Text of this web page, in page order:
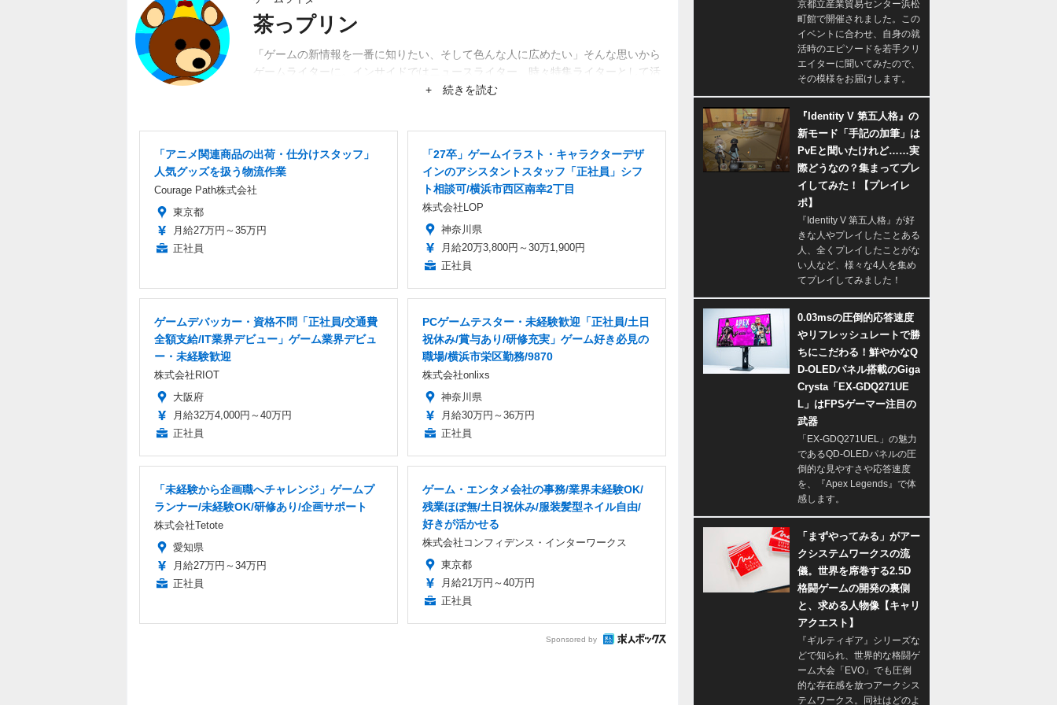
茶っプリン
「ゲームの新情報を一番に知りたい、そして色んな人に広めたい」そんな思いから
ゲームライターに。インサイドではニュースライター、時々特集ライターとして活
動。関係者、ユーザーから生まれるネットブームにも興味あり。
+ 続きを読む
「アニメ関連商品の出荷・仕分けスタッフ」
人気グッズを扱う物流作業
Courage Path株式会社
東京都
月給27万円～35万円
正社員
「27卒」ゲームイラスト・キャラクターデザ
インのアシスタントスタッフ「正社員」シフ
ト相談可/横浜市西区南幸2丁目
株式会社LOP
神奈川県
月給20万3,800円～30万1,900円
正社員
ゲームデバッカー・資格不問「正社員/交通費
全額支給/IT業界デビュー」ゲーム業界デビュ
ー・未経験歓迎
株式会社RIOT
大阪府
月給32万4,000円～40万円
正社員
PCゲームテスター・未経験歓迎「正社員/土日
祝休み/賞与あり/研修充実」ゲーム好き必見の
職場/横浜市栄区勤務/9870
株式会社onlixs
神奈川県
月給30万円～36万円
正社員
「未経験から企画職へチャレンジ」ゲームプ
ランナー/未経験OK/研修あり/企画サポート
株式会社Tetote
愛知県
月給27万円～34万円
正社員
ゲーム・エンタメ会社の事務/業界未経験OK/
残業ほぼ無/土日祝休み/服装髪型ネイル自由/
好きが活かせる
株式会社コンフィデンス・インターワークス
東京都
月給21万円～40万円
正社員
Sponsored by
京都立産業貿易センター浜松
町館で開催されました。この
イベントに合わせ、自身の就
活時のエピソードを若手クリ
エイターに聞いてみたので、
その模様をお届けします。
『Identity V 第五人格』の
新モード「手記の加筆」は
PvEと聞いたけれど……実
際どうなの？集まってプレ
イしてみた！【プレイレ
ポ】
『Identity V 第五人格』が好
きな人やプレイしたことある
人、全くプレイしたことがな
い人など、様々な4人を集め
てプレイしてみました！
0.03msの圧倒的応答速度
やリフレッシュレートで勝
ちにこだわる！鮮やかなQ
D-OLEDパネル搭載のGiga
Crysta「EX-GDQ271UE
L」はFPSゲーマー注目の
武器
「EX-GDQ271UEL」の魅力
であるQD-OLEDパネルの圧
倒的な見やすさや応答速度
を、『Apex Legends』で体
感します。
「まずやってみる」がアー
クシステムワークスの流
儀。世界を席巻する2.5D
格闘ゲームの開発の裏側
と、求める人物像【キャリ
アクエスト】
『ギルティギア』シリーズな
どで知られ、世界的な格闘ゲ
ーム大会「EVO」でも圧倒
的な存在感を放つアークシス
テムワークス。同社はどのよ